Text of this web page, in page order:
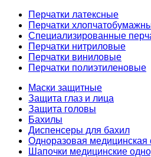
Перчатки латексные
Перчатки
Специализированные
Перчатки нитриловые
Перчатки виниловые
Перчатки полиэтиленовые
Маски защитные
Защита глаз и лица
Защита головы
Бахилы
Диспенсеры для бахил
Одноразовая медицинская
Шапочки медицинские